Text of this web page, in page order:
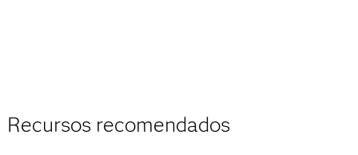
Recursos recomendados